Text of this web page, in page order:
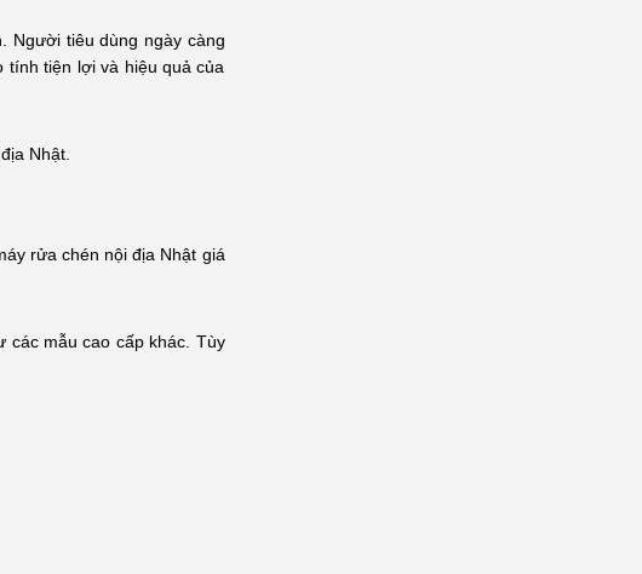
Người tiêu dùng ngày càng
tính tiện lợi và hiệu quả của
Nhật.
rửa chén nội địa Nhật giá
các mẫu cao cấp khác. Tùy